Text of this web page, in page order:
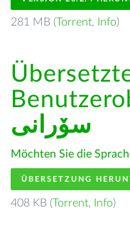
281 MB (Torrent, Info)
سۆرانی
Möchten Sie die
ÜBERSETZUNG
408 KB (Torrent, Info)